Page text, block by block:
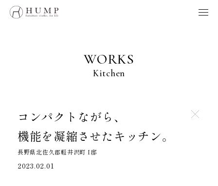
お問い合わせ
WORKS
Kitchen
コンパクトながら、
機能を凝縮させたキッチン。
長野県北佐久郡軽井沢町 I邸
2023.02.01